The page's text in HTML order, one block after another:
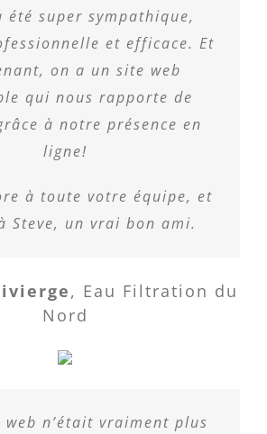
été super sympathique,
et efficace. Et
on a un site web
qui nous rapporte de
à notre présence en
ligne!
à toute votre équipe, et
Steve, un vrai bon ami.
, Eau Filtration du
Nord
n’était vraiment plus